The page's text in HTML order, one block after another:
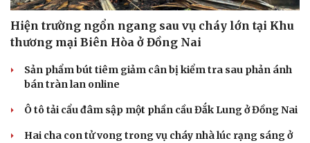
Cải chính
Hiện trường ngổn ngang sau vụ cháy lớn tại Khu
thương mại Biên Hòa ở Đồng Nai
Sản phẩm bút tiêm giảm cân bị kiểm tra sau phản ánh
bán tràn lan online
Ô tô tải cẩu đâm sập một phần cầu Đắk Lung ở Đồng Nai
Hai cha con tử vong trong vụ cháy nhà lúc rạng sáng ở